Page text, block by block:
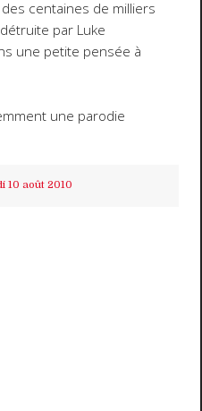
centaines de milliers
par Luke
une petite pensée à
une parodie
10 août 2010